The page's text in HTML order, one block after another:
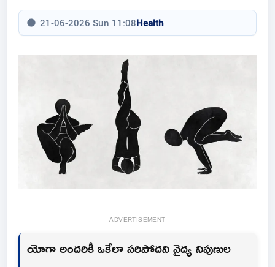
21-06-2026 Sun 11:08Health
ADVERTISEMENT
యోగా అందరికీ ఒకేలా సరిపోదని వైద్య నిపుణుల